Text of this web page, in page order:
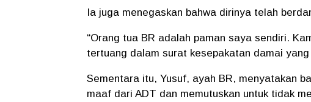
Ia juga menegaskan bahwa dirinya telah
“Orang tua BR adalah paman saya sendiri.
tertuang dalam surat kesepakatan damai
Sementara itu, Yusuf, ayah BR, menyatakan
maaf dari ADT dan memutuskan untuk tidak